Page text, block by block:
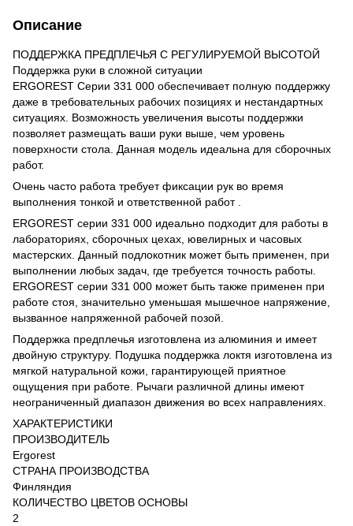
Описание
ПОДДЕРЖКА ПРЕДПЛЕЧЬЯ С РЕГУЛИРУЕМОЙ ВЫСОТОЙ
Поддержка руки в сложной ситуации
ERGOREST Серии 331 000 обеспечивает полную поддержку
даже в требовательных рабочих позициях и нестандартных
ситуациях. Возможность увеличения высоты поддержки
позволяет размещать ваши руки выше, чем уровень
поверхности стола. Данная модель идеальна для сборочных
работ.
Очень часто работа требует фиксации рук во время
выполнения тонкой и ответственной работ .
ERGOREST серии 331 000 идеально подходит для работы в
лабораториях, сборочных цехах, ювелирных и часовых
мастерских. Данный подлокотник может быть применен, при
выполнении любых задач, где требуется точность работы.
ERGOREST серии 331 000 может быть также применен при
работе стоя, значительно уменьшая мышечное напряжение,
вызванное напряженной рабочей позой.
Поддержка предплечья изготовлена из алюминия и имеет
двойную структуру. Подушка поддержка локтя изготовлена из
мягкой натуральной кожи, гарантирующей приятное
ощущения при работе. Рычаги различной длины имеют
неограниченный диапазон движения во всех направлениях.
ХАРАКТЕРИСТИКИ
ПРОИЗВОДИТЕЛЬ
Ergorest
СТРАНА ПРОИЗВОДСТВА
Финляндия
КОЛИЧЕСТВО ЦВЕТОВ ОСНОВЫ
2